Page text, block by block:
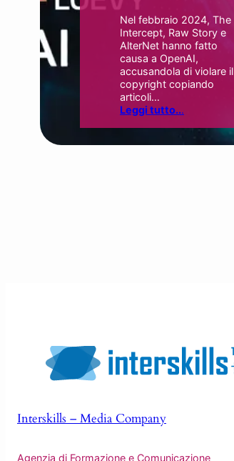
Nel febbraio 2024, The
Intercept, Raw Story e
AlterNet hanno fatto
causa a OpenAI,
accusandola di violare il
copyright copiando
articoli…
Leggi tutto...
Interskills – Media Company
Agenzia di Formazione e Comunicazione